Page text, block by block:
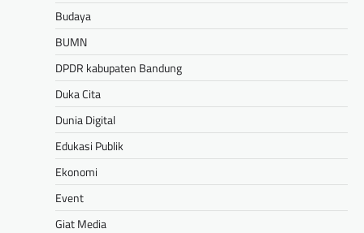
Budaya
BUMN
DPDR kabupaten Bandung
Duka Cita
Dunia Digital
Edukasi Publik
Ekonomi
Event
Giat Media